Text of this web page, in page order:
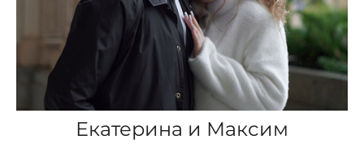
Екатерина и Максим